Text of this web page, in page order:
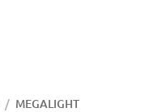
/ MEGALIGHT